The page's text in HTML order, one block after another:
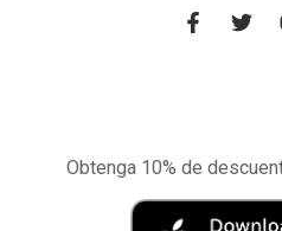
Obtenga 10% de